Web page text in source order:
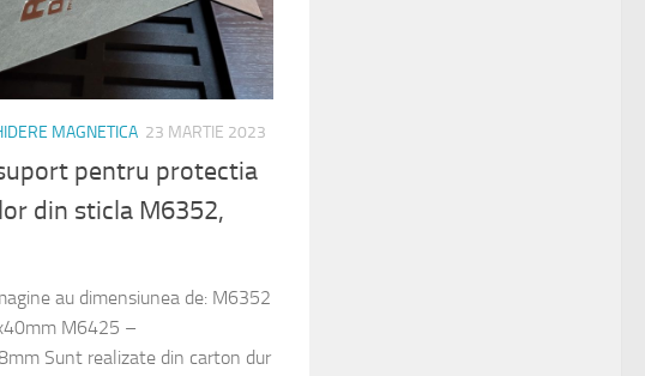
MAGNETICA 23 MARTIE 2023
pentru protectia
din sticla M6352,
au dimensiunea de: M6352
M6425 –
Sunt realizate din carton dur